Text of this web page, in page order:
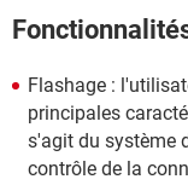
Flashage :
principales
s'agit du système
contrôle de la